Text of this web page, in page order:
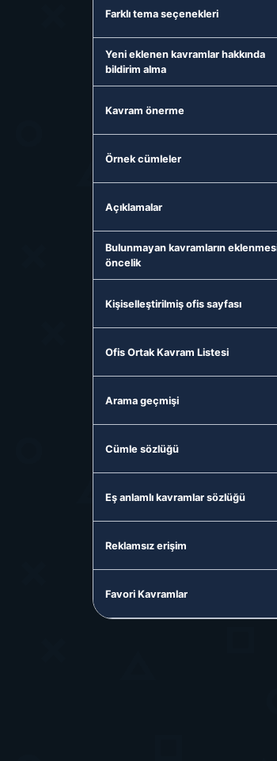
Farklı tema seçenekleri
Yeni eklenen kavramlar hakkında
bildirim alma
Kavram önerme
Örnek cümleler
Açıklamalar
Bulunmayan kavramların
öncelik
Kişiselleştirilmiş ofis sayfası
Ofis Ortak Kavram Listesi
Arama geçmişi
Cümle sözlüğü
Eş anlamlı kavramlar sözlüğü
Reklamsız erişim
Favori Kavramlar